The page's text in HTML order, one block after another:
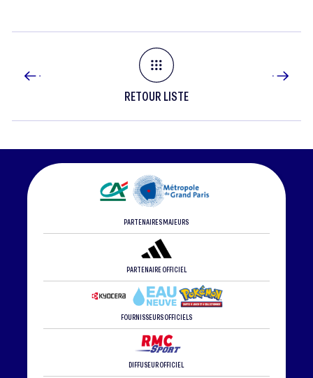
RETOUR LISTE
PARTENAIRES MAJEURS
PARTENAIRE OFFICIEL
FOURNISSEURS OFFICIELS
DIFFUSEUR OFFICIEL